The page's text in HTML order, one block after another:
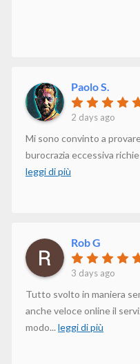
Paolo S.
2 days ago
Mi sono convinto a
burocrazia eccessiva
leggi di più
Rob G
3 days ago
Tutto svolto in maniera
anche veloce online il
modo... leggi di più